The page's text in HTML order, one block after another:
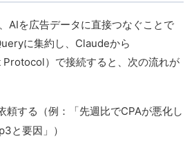
AIを広告データに直接つなぐことで
に集約し、Claudeから
）で接続すると、次の流れが
頼する（例：「先週比でCPAが悪化し
と要因」）